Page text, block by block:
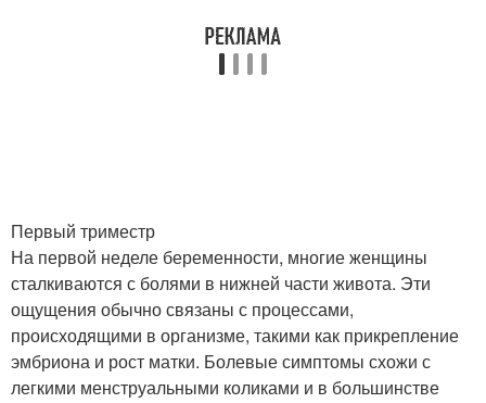
Первый триместр
На первой неделе беременности, многие женщины
сталкиваются с болями в нижней части живота. Эти
ощущения обычно связаны с процессами,
происходящими в организме, такими как прикрепление
эмбриона и рост матки. Болевые симптомы схожи с
легкими менструальными коликами и в большинстве